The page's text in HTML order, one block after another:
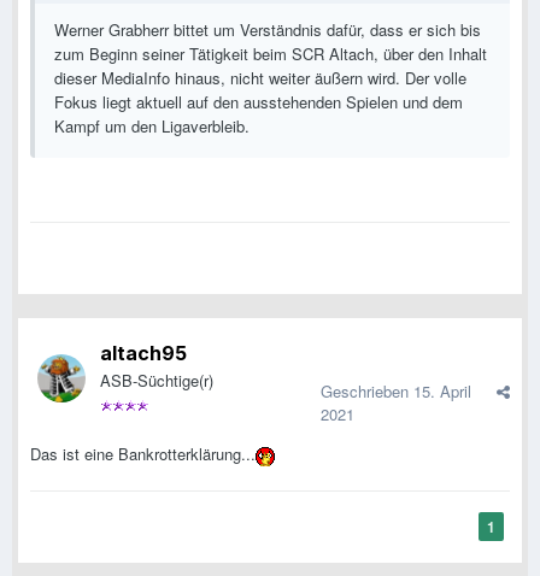
Werner Grabherr bittet um Verständnis dafür, dass er sich bis
zum Beginn seiner Tätigkeit beim SCR Altach, über den Inhalt
dieser MediaInfo hinaus, nicht weiter äußern wird. Der volle
Fokus liegt aktuell auf den ausstehenden Spielen und dem
Kampf um den Ligaverbleib.
altach95
ASB-Süchtige(r) Geschrieben 15. April
2021
Das ist eine Bankrotterklärung...
1